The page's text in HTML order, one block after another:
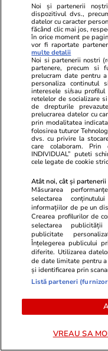
Cât de utile sunt
DN 7: Fără
în luna august
Știri Externe
Donald Trump
Mijlociu pentru
Iranul amenință
granițe sigure”
Politică
Nicușor Dan îi
alegeri
politică”
Știri Externe
Un fost blogger
despre Putin că
închisoare
Noi și partenerii noștri
dispozitivul dvs.,
datelor cu caracter
făcând clic mai jos,
în orice moment pe
vor fi raportate
multe detalii
Noi si partenerii nostri
partenere, precum si
prelucram date pentru
personaliza continutul
interesele si/sau
retelelor de socializare
de drepturile
prelucrarea datelor cu
prin modalitatea
folosirea tuturor
dvs. cu privire la
care colaboram. Prin
INDIVIDUAL” puteti
cele legate de cookie
Atât noi, cât și
Măsurarea
selectarea
informațiilor de pe un
Crearea profilurilor de
selectarea
publicitate
Înțelegerea publicului
diferite. Utilizarea
de date limitate pentru
și identificarea prin
Listă parteneri
VREAU SA